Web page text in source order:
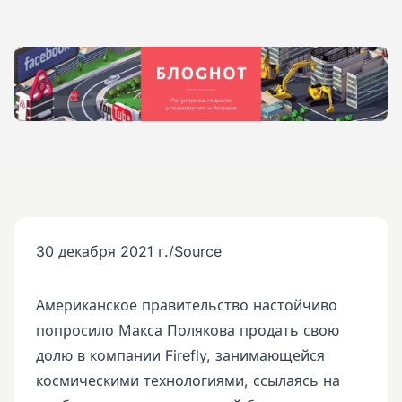
30 декабря 2021 г./Source
Американское правительство настойчиво
попросило Макса Полякова продать свою
долю в компании Firefly, занимающейся
космическими технологиями, ссылаясь на